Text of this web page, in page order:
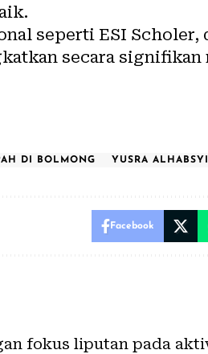
seperti ESI Scholer,
secara signifikan
DI BOLMONG YUSRA ALHABSYI
Facebook
fokus liputan pada